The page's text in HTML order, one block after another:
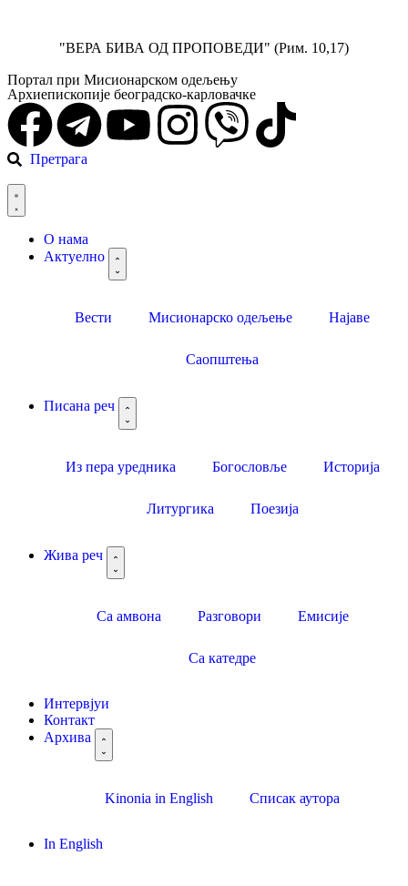
"ВЕРА БИВА ОД ПРОПОВЕДИ" (Рим. 10,17)
Портал при Мисионарском одељењу
Архиепископије београдско-карловачке
Претрага
О нама
Актуелно
Вести Мисионарско одељење Најаве
Саопштења
Писана реч
Из пера уредника Богословље Историја
Литургика Поезија
Жива реч
Са амвона Разговори Емисије
Са катедре
Интервјуи
Контакт
Архива
Kinonia in English Списак аутора
In English